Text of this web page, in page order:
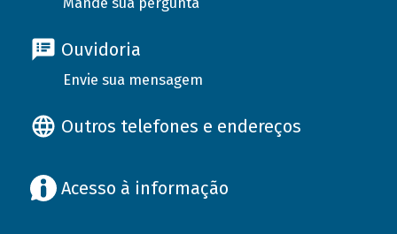
Ouvidoria
Envie sua mensagem
Outros telefones e endereços
Acesso à informação